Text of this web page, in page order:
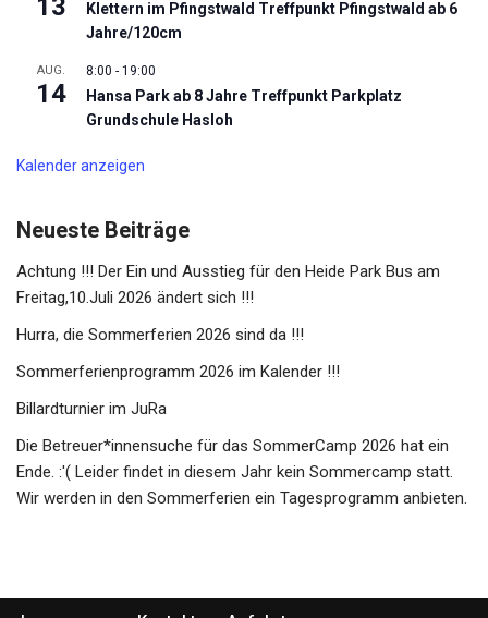
13
Klettern im Pfingstwald Treffpunkt Pfingstwald ab 6
Jahre/120cm
AUG.
14
8:00 - 19:00
Hansa Park ab 8 Jahre Treffpunkt Parkplatz
Grundschule Hasloh
Kalender anzeigen
Neueste Beiträge
Achtung !!! Der Ein und Ausstieg für den Heide Park Bus am
Freitag,10.Juli 2026 ändert sich !!!
Hurra, die Sommerferien 2026 sind da !!!
Sommerferienprogramm 2026 im Kalender !!!
Billardturnier im JuRa
Die Betreuer*innensuche für das SommerCamp 2026 hat ein
Ende. :'( Leider findet in diesem Jahr kein Sommercamp statt.
Wir werden in den Sommerferien ein Tagesprogramm anbieten.